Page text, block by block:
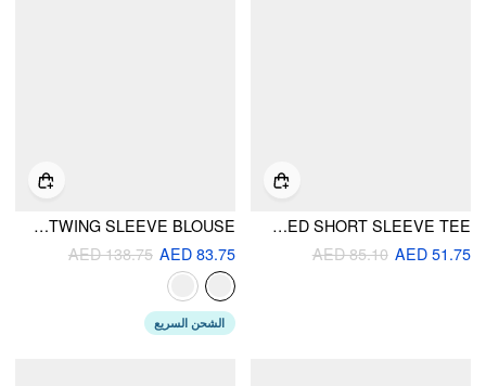
COTTON-BLEND ASYMMETRICAL NECK COLLEGIATE GRAPHIC RUCHED SHORT SLEEVE TEE
AED 51.75
AED 85.10
LINEN-BLEND BOAT NECK RUCHED BATWING SLEEVE BLOUSE
AED 83.75
AED 138.75
الشحن السريع